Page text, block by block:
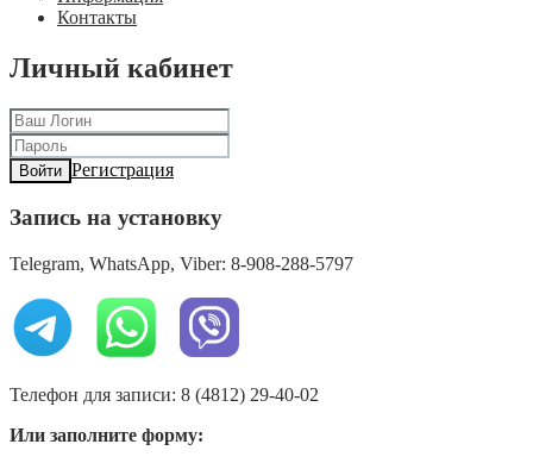
Контакты
Личный кабинет
Войти Регистрация
Запись на установку
Telegram, WhatsApp, Viber: 8-908-288-5797
Телефон для записи: 8 (4812) 29-40-02
Или заполните форму: